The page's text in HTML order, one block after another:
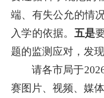
端、有失公允的情况
入学的依据。 五是
题的监测应对，发
请各市局于
赛图片、视频、媒